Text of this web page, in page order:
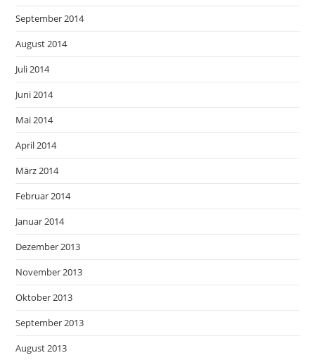
September 2014
August 2014
Juli 2014
Juni 2014
Mai 2014
April 2014
März 2014
Februar 2014
Januar 2014
Dezember 2013
November 2013
Oktober 2013
September 2013
August 2013